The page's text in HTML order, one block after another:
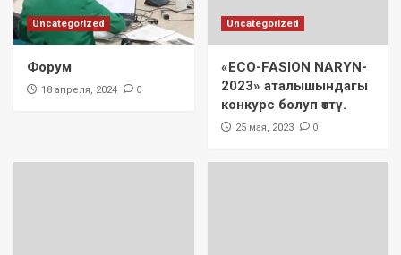
Uncategorized
Форум
18 апреля, 2024 0
Uncategorized
«ECO-FASION NARYN-
2023» аталышындагы
конкурс болуп өттү.
25 мая, 2023 0